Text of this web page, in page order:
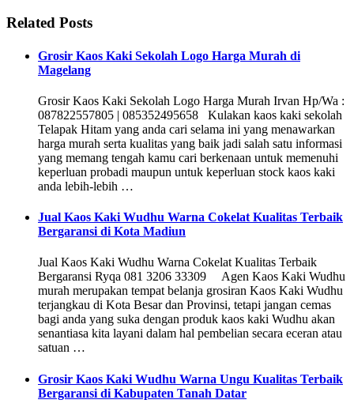
Related Posts
Grosir Kaos Kaki Sekolah Logo Harga Murah di
Magelang
Grosir Kaos Kaki Sekolah Logo Harga Murah Irvan Hp/Wa :
087822557805 | 085352495658 Kulakan kaos kaki sekolah
Telapak Hitam yang anda cari selama ini yang menawarkan
harga murah serta kualitas yang baik jadi salah satu informasi
yang memang tengah kamu cari berkenaan untuk memenuhi
keperluan probadi maupun untuk keperluan stock kaos kaki
anda lebih-lebih …
Jual Kaos Kaki Wudhu Warna Cokelat Kualitas Terbaik
Bergaransi di Kota Madiun
Jual Kaos Kaki Wudhu Warna Cokelat Kualitas Terbaik
Bergaransi Ryqa 081 3206 33309 Agen Kaos Kaki Wudhu
murah merupakan tempat belanja grosiran Kaos Kaki Wudhu
terjangkau di Kota Besar dan Provinsi, tetapi jangan cemas
bagi anda yang suka dengan produk kaos kaki Wudhu akan
senantiasa kita layani dalam hal pembelian secara eceran atau
satuan …
Grosir Kaos Kaki Wudhu Warna Ungu Kualitas Terbaik
Bergaransi di Kabupaten Tanah Datar